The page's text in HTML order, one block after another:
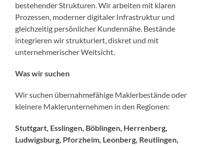
bestehender Strukturen. Wir arbeiten mit klaren
Prozessen, moderner digitaler Infrastruktur und
gleichzeitig persönlicher Kundennähe. Bestände
integrieren wir strukturiert, diskret und mit
unternehmerischer Weitsicht.
Was wir suchen
Wir suchen übernahmefähige Maklerbestände oder
kleinere Maklerunternehmen in den Regionen:
Stuttgart, Esslingen, Böblingen, Herrenberg,
Ludwigsburg, Pforzheim, Leonberg, Reutlingen,